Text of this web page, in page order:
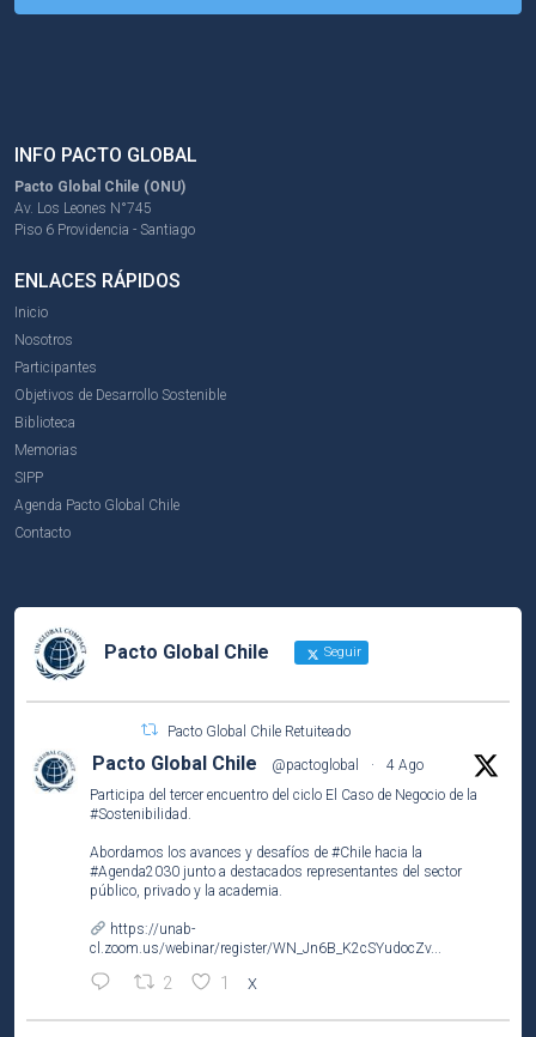
INFO PACTO GLOBAL
Pacto Global Chile (ONU)
Av. Los Leones N°745
Piso 6 Providencia - Santiago
ENLACES RÁPIDOS
Inicio
Nosotros
Participantes
Objetivos de Desarrollo Sostenible
Biblioteca
Memorias
SIPP
Agenda Pacto Global Chile
Contacto
Pacto Global Chile Seguir
Pacto Global Chile Retuiteado
Pacto Global Chile @pactoglobal ·
4 Ago
Participa del tercer encuentro del ciclo El Caso de Negocio de la
#Sostenibilidad.
Abordamos los avances y desafíos de #Chile hacia la
#Agenda2030 junto a destacados representantes del sector
público, privado y la academia.
https://unab-
cl.zoom.us/webinar/register/WN_Jn6B_K2cSYudocZv...
2 1 X